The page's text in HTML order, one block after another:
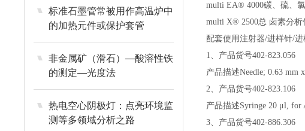
标准石墨管常被用作高温炉中
的加热元件或保护套管
非金属矿（滑石）—酸溶性铁
的测定—光度法
热电空心阴极灯：点亮环境监
测等多领域分析之路
multi EA® 4000碳、硫、
multi X® 2500总 卤素分析
配套使用注射器/进样针/
1、产品货号402-823.056
产品描述Needle; 0.63 mm
2、产品货号402-823.106
产品描述Syringe 20 μl, for
3、产品货号402-886.306